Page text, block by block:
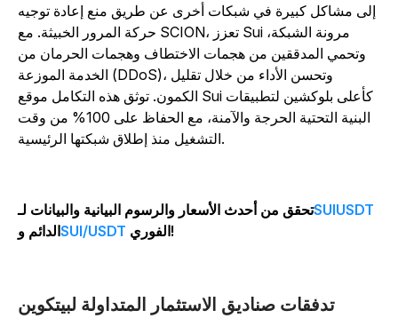
إلى مشاكل كبيرة في شبكات أخرى عن طريق منع إعادة توجيه
حركة المرور الخبيثة. مع SCION، تعزز Sui مرونة الشبكة،
وتحمي المدققين من هجمات الاختطاف وهجمات الحرمان من
الخدمة الموزعة (DDoS)، وتحسن الأداء من خلال تقليل
الكمون. توثق هذه التكامل موقع Sui كأعلى بلوكشين لتطبيقات
البنية التحتية الحرجة والآمنة، مع الحفاظ على 100% من وقت
تحقق من أحدث الأسعار والرسوم البيانية والبيانات لـSUIUSDT
الدائم وSUI/USDT
تدفقات صناديق الاستثمار المتداولة لبيتكوين